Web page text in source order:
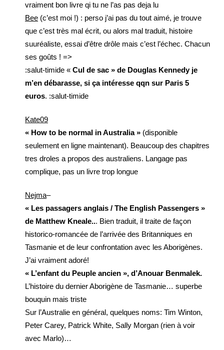
vraiment bon livre qi tu ne l’as pas deja lu
Bee (c’est moi !) : perso j’ai pas du tout aimé, je trouve
que c’est très mal écrit, ou alors mal traduit, histoire
suuréaliste, essai d’être drôle mais c’est l’échec. Chacun
ses goûts ! =>
:salut-timide « Cul de sac » de Douglas Kennedy je
m’en débarasse, si ça intéresse qqn sur Paris 5
euros. :salut-timide
Kate09
« How to be normal in Australia » (disponible
seulement en ligne maintenant). Beaucoup des chapitres
tres droles a propos des australiens. Langage pas
complique, pas un livre trop longue
Nejma–
« Les passagers anglais / The English Passengers »
de Matthew Kneale... Bien traduit, il traite de façon
historico-romancée de l’arrivée des Britanniques en
Tasmanie et de leur confrontation avec les Aborigènes.
J’ai vraiment adoré!
« L’enfant du Peuple ancien », d’Anouar Benmalek.
L’histoire du dernier Aborigène de Tasmanie… superbe
bouquin mais triste
Sur l’Australie en général, quelques noms: Tim Winton,
Peter Carey, Patrick White, Sally Morgan (rien à voir
avec Marlo)…